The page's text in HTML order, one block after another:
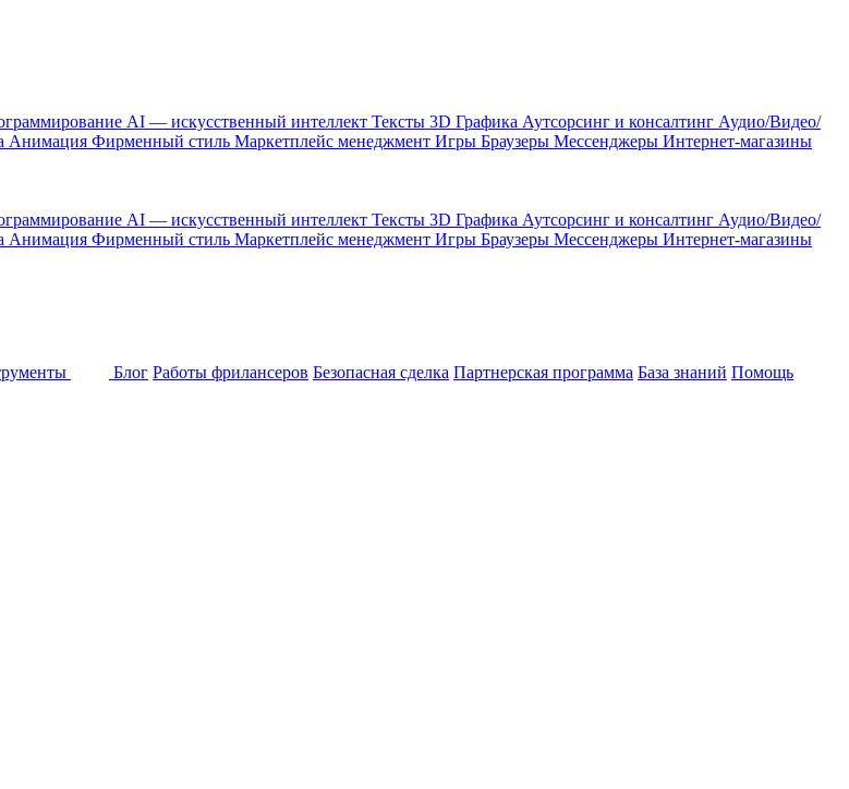
AI — искусственный интеллект Тексты 3D Графика Аутсорсинг и консалтинг Аудио/Видео/
Анимация Фирменный стиль Маркетплейс менеджмент Игры Браузеры Мессенджеры Интернет-магазины
AI — искусственный интеллект Тексты 3D Графика Аутсорсинг и консалтинг Аудио/Видео/
Анимация Фирменный стиль Маркетплейс менеджмент Игры Браузеры Мессенджеры Интернет-магазины
Блог Работы фрилансеров Безопасная сделка Партнерская программа База знаний Помощь